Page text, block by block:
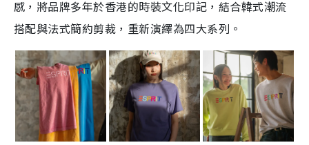
感， 將品牌多年於香港的時裝文化印記， 結合韓式潮流
搭配與法式簡約剪裁，重新演繹為四大系列。